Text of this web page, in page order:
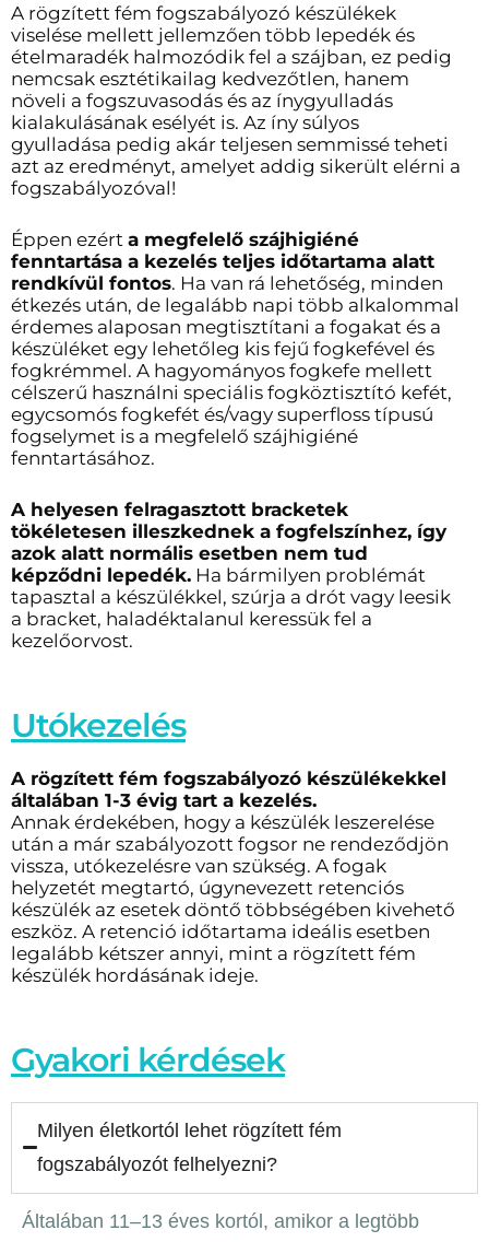
A rögzített fém fogszabályozó készülékek
viselése mellett jellemzően több lepedék és
ételmaradék halmozódik fel a szájban, ez pedig
nemcsak esztétikailag kedvezőtlen, hanem
növeli a fogszuvasodás és az ínygyulladás
kialakulásának esélyét is. Az íny súlyos
gyulladása pedig akár teljesen semmissé teheti
azt az eredményt, amelyet addig sikerült elérni a
fogszabályozóval!
Éppen ezért a megfelelő szájhigiéné
fenntartása a kezelés teljes időtartama alatt
rendkívül fontos. Ha van rá lehetőség, minden
étkezés után, de legalább napi több alkalommal
érdemes alaposan megtisztítani a fogakat és a
készüléket egy lehetőleg kis fejű fogkefével és
fogkrémmel. A hagyományos fogkefe mellett
célszerű használni speciális fogköztisztító kefét,
egycsomós fogkefét és/vagy superfloss típusú
fogselymet is a megfelelő szájhigiéné
fenntartásához.
A helyesen felragasztott bracketek
tökéletesen illeszkednek a fogfelszínhez, így
azok alatt normális esetben nem tud
képződni lepedék. Ha bármilyen problémát
tapasztal a készülékkel, szúrja a drót vagy leesik
a bracket, haladéktalanul keressük fel a
kezelőorvost.
Utókezelés
A rögzített fém fogszabályozó készülékekkel
általában 1-3 évig tart a kezelés.
Annak érdekében, hogy a készülék leszerelése
után a már szabályozott fogsor ne rendeződjön
vissza, utókezelésre van szükség. A fogak
helyzetét megtartó, úgynevezett retenciós
készülék az esetek döntő többségében kivehető
eszköz. A retenció időtartama ideális esetben
legalább kétszer annyi, mint a rögzített fém
készülék hordásának ideje.
Gyakori kérdések
Milyen életkortól lehet rögzített fém
fogszabályozót felhelyezni?
Általában 11–13 éves kortól, amikor a legtöbb